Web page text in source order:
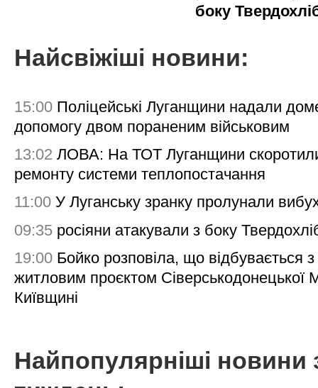
боку
Найсвіжіші новини:
15:00 Поліцейські Луганщини надали
допомогу двом пораненим військовим
13:02 ЛОВА: На ТОТ Луганщини
ремонту системи теплопостачання
11:00 У Луганську зранку пролунали
09:35 росіяни атакували з боку
19:00 Бойко розповіла, що відбувається з
житловим проєктом Сіверськодонецької
Київщині
Найпопулярніші новини